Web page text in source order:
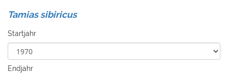
Tamias sibiricus
Startjahr
Endjahr